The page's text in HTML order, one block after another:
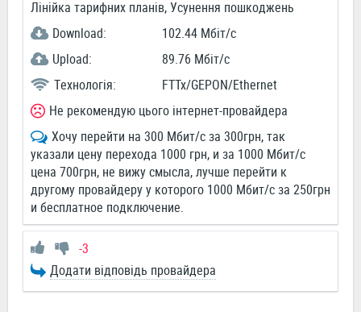
Лінійка тарифних планів, Усунення пошкоджень
Download:
102.44 Мбіт/c
Upload:
89.76 Мбіт/c
Технологія:
FTTx/GEPON/Ethernet
Не рекомендую цього інтернет-провайдера
Хочу перейти на 300 Мбит/c за 300грн, так
указали цену перехода 1000 грн, и за 1000 Мбит/c
цена 700грн, не вижу смысла, лучше перейти к
другому провайдеру у которого 1000 Мбит/c за 250грн
и бесплатное подключение.
-3
Додати відповідь провайдера